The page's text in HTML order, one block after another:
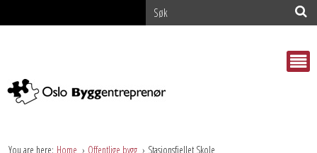
You are here: Home Offentlige bygg Stasjonsfjellet Skole